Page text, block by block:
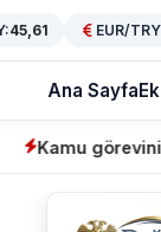
45,61 EUR/
Ana Sayfa
usulsüz